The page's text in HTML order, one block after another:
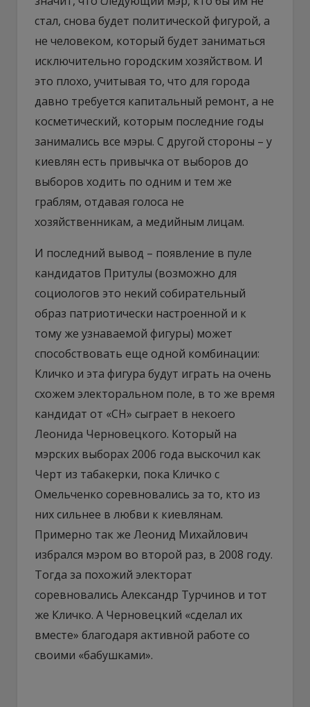
стал, снова будет политической фигурой, а
не человеком, который будет заниматься
исключительно городским хозяйством. И
это плохо, учитывая то, что для города
давно требуется капитальный ремонт, а не
косметический, которым последние годы
занимались все мэры. С другой стороны – у
киевлян есть привычка от выборов до
выборов ходить по одним и тем же
граблям, отдавая голоса не
хозяйственникам, а медийным лицам.
И последний вывод – появление в пуле
кандидатов Притулы (возможно для
социологов это некий собирательный
образ патриотически настроенной и к
тому же узнаваемой фигуры) может
способствовать еще одной комбинации:
Кличко и эта фигура будут играть на очень
схожем электоральном поле, в то же время
кандидат от «СН» сыграет в некоего
Леонида Черновецкого. Который на
мэрских выборах 2006 года выскочил как
Черт из табакерки, пока Кличко с
Омельченко соревновались за то, кто из
них сильнее в любви к киевлянам.
Примерно так же Леонид Михайлович
избрался мэром во второй раз, в 2008 году.
Тогда за похожий электорат
соревновались Александр Турчинов и тот
же Кличко. А Черновецкий «сделал их
вместе» благодаря активной работе со
своими «бабушками».